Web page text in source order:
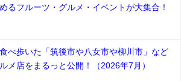
るフルーツ・グルメ・イベントが大集合！
べ歩いた「筑後市や八女市や柳川市」など
メ店をまるっと公開！（2026年7月）